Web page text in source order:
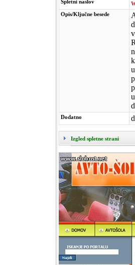
Spletni naslov
Opis/Ključne besede
Dodatno
Izgled spletne strani